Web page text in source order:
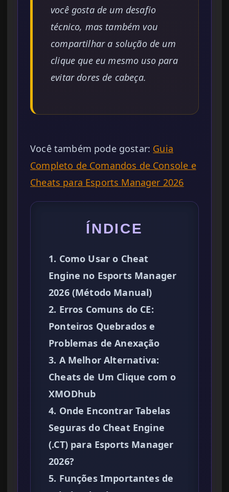
você gosta de um desafio
técnico, mas também vou
compartilhar a solução de um
clique que eu mesmo uso para
evitar dores de cabeça.
Você também pode gostar: Guia
Completo de Comandos de Console e
Cheats para Esports Manager 2026
ÍNDICE
1. Como Usar o Cheat
Engine no Esports Manager
2026 (Método Manual)
2. Erros Comuns do CE:
Ponteiros Quebrados e
Problemas de Anexação
3. A Melhor Alternativa:
Cheats de Um Clique com o
XMODhub
4. Onde Encontrar Tabelas
Seguras do Cheat Engine
(.CT) para Esports Manager
2026?
5. Funções Importantes de